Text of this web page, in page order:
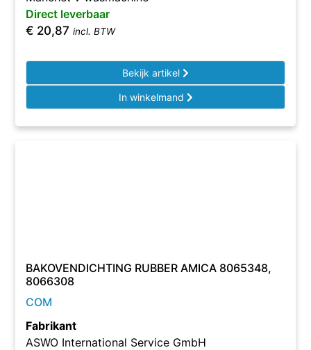
Direct leverbaar
€ 20,87 incl. BTW
Bekijk artikel
In winkelmand
BAKOVENDICHTING RUBBER AMICA 8065348,
8066308
COM
Fabrikant
ASWO International Service GmbH